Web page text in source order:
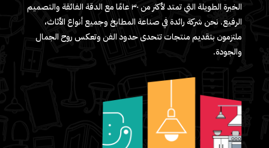
الخبرة الطويلة التي تمتد لأكثر من ٣٠ عامًا مع الدقة الفائقة والتصميم
الرفيع. نحن شركة رائدة في صناعة المطابخ وجميع أنواع الأثاث،
ملتزمون بتقديم منتجات تتحدى حدود الفن وتعكس روح الجمال
والجودة.